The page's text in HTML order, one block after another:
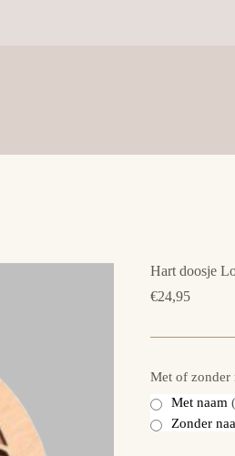
Hart doosje
€24,95
Met of zonder
Met naam
Zonder